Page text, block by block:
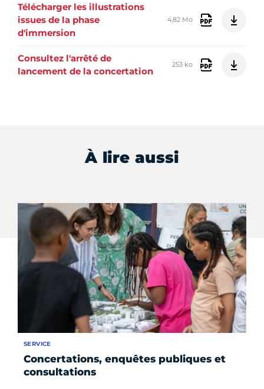
Télécharger les illustrations
issues de la phase
d'immersion
4,82 Mo
Consultez l'arrêté de
lancement de la concertation
253 ko
À lire aussi
Concertations, enquêtes publiques et
consultations
SERVICE